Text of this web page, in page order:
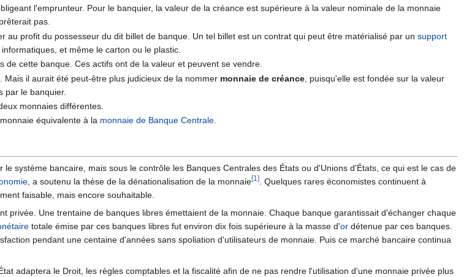
l'emprunteur. Pour le banquier, la valeur de la créance est supérieure à la valeur nominale de la monnaie
pas.
au profit du possesseur du dit billet de banque. Un tel billet est un contrat qui peut être matérialisé par unsupport
et même le carton ou le plastic.
cette banque. Ces actifs ont de la valeur et peuvent se vendre.
. Mais il aurait été peut-être plus judicieux de la nommer monnaie de créance , puisqu'elle est fondée sur la valeur
par le banquier.
monnaies différentes.
équivalente à la monnaie de Banque Centrale.
le système bancaire, mais sous le contrôle les Banques Centrales des États ou d'Unions d'États, ce qui est le cas de
, a soutenu la thèse de la dénationalisation de la monnaie[1]. Quelques rares économistes continuent à
faisable, mais encore souhaitable.
privée. Une trentaine de banques libres émettaient de la monnaie. Chaque banque garantissait d'échanger chaque
totale émise par ces banques libres fut environ dix fois supérieure à la masse d'or détenue par ces banques.
pendant une centaine d'années sans spoliation d'utilisateurs de monnaie. Puis ce marché bancaire continua
adaptera le Droit, les règles comptables et la fiscalité afin de ne pas rendre l'utilisation d'une monnaie privée plus